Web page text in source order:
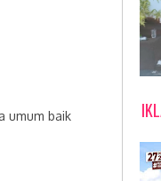
umum baik